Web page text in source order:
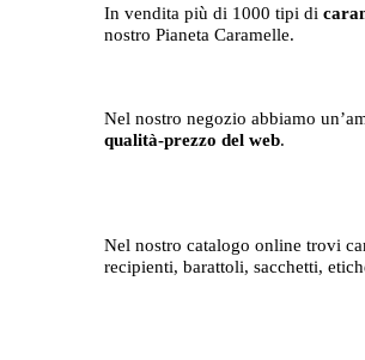
In vendita più di 1000 tipi di
nostro Pianeta Caramelle.
Nel nostro negozio abbiamo
qualità-prezzo del web.
Nel nostro catalogo online trovi
recipienti, barattoli, sacchetti,